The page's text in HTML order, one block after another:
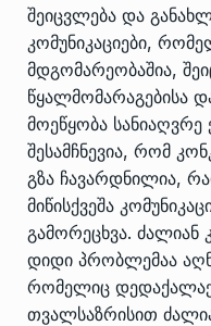
შეიცვლება და
კომუნიკაციები,
მდგომარეობაშია,
წყალმომარაგებისა
მოეწყობა
შესამჩნევია, რომ
გზა ჩავარდნილია,
მიწისქვეშა
გამორეცხვა. ძალიან
დიდი პრობლემაა
რომელიც
თვალსაზრისით